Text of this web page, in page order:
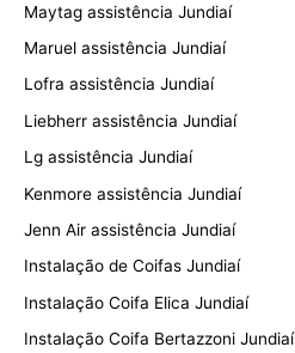
Maytag assistência Jundiaí
Maruel assistência Jundiaí
Lofra assistência Jundiaí
Liebherr assistência Jundiaí
Lg assistência Jundiaí
Kenmore assistência Jundiaí
Jenn Air assistência Jundiaí
Instalação de Coifas Jundiaí
Instalação Coifa Elica Jundiaí
Instalação Coifa Bertazzoni Jundiaí